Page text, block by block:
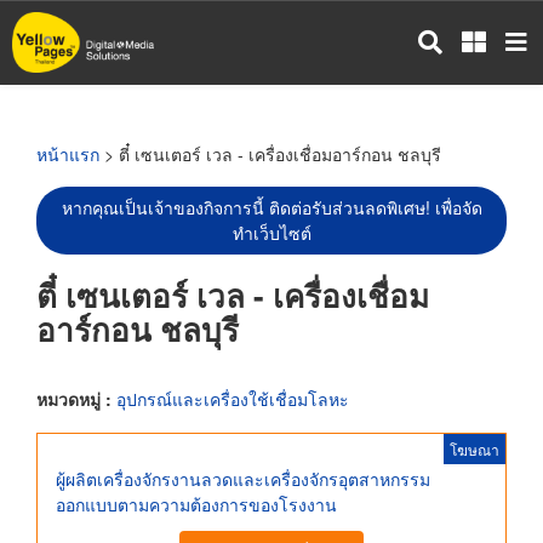
ข้าม
ไป
หน้าแรก > ตี๋ เซนเตอร์ เวล - เครื่องเชื่อมอาร์กอน ชลบุรี
หากคุณเป็นเจ้าของกิจการนี้ ติดต่อรับส่วนลดพิเศษ! เพื่อจัด
ทำเว็บไซต์
ตี๋ เซนเตอร์ เวล - เครื่องเชื่อม
อาร์กอน ชลบุรี
หมวดหมู่ : อุปกรณ์และเครื่องใช้เชื่อมโลหะ
โฆษณา
ผู้ผลิตเครื่องจักรงานลวดและเครื่องจักรอุตสาหกรรม
ออกแบบตามความต้องการของโรงงาน